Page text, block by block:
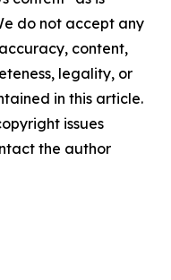
do not accept any
content,
legality, or
in this article.
issues
the author